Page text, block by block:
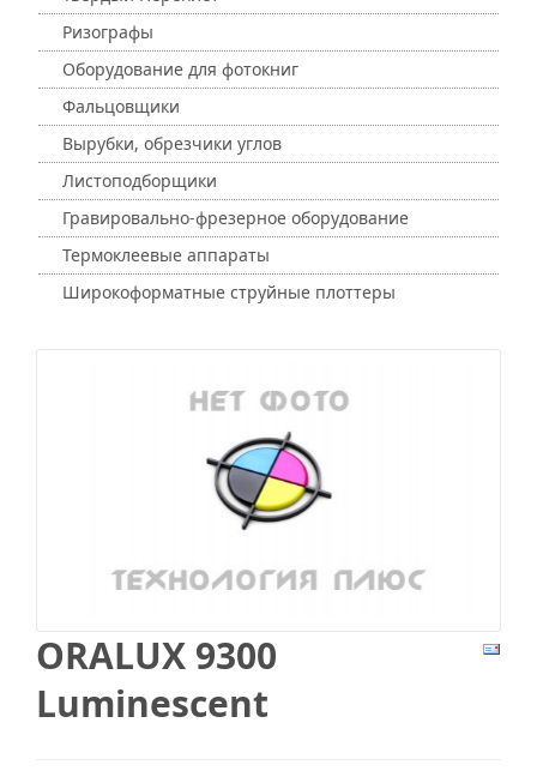
Ризографы
Оборудование для фотокниг
Фальцовщики
Вырубки, обрезчики углов
Листоподборщики
Гравировально-фрезерное оборудование
Термоклеевые аппараты
Широкоформатные струйные плоттеры
ORALUX 9300
Luminescent